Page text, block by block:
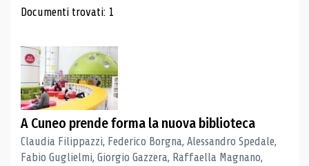
Risultati di ricerca
Documenti trovati: 1
A Cuneo prende forma la nuova biblioteca
Claudia Filippazzi, Federico Borgna, Alessandro Spedale,
Fabio Guglielmi, Giorgio Gazzera, Raffaella Magnano,